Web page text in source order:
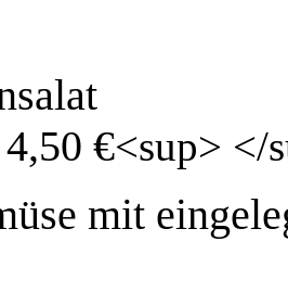
4,50 €<sup> </
mit